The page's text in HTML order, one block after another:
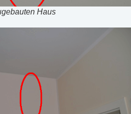
Haus